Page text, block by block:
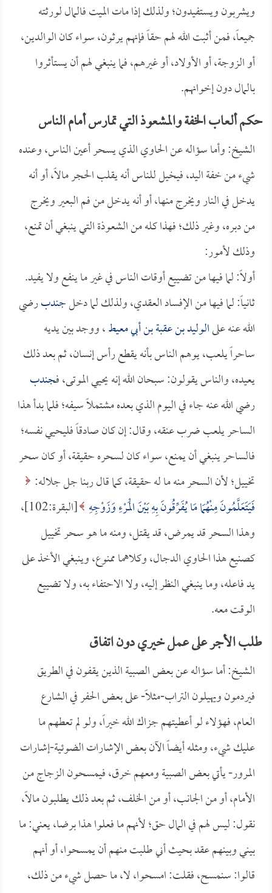
ويشربون ويستفيدون؛ ولذلك إذا مات الميت فالمال لورثته
جميعاً، فمن أثبت الله لهم حقاً فإنهم يرثون، سواء كان الوالدين،
أو الزوجة، أو الأولاد، أو غيرهم، فما ينبغي لهم أن يستأثروا
بالمال دون إخوانهم.
حكم ألعاب الخفة والمشعوذ التي تمارس أمام الناس
الشيخ: وأما سؤاله عن الحاوي الذي يسحر أعين الناس، وعنده
شيء من خفة اليد، فيخيل للناس أنه يقلب الحجر مالاً، أو أنه
يدخل في النار ويخرج منها، أو أنه يدخل من فم البعير ويخرج
من دبره، وغير ذلك؛ فهذا كله من الشعوذة التي ينبغي أن تمنع،
وذلك لأمور:
أولاً: لما فيها من تضييع أوقات الناس في غير ما ينفع ولا يفيد.
ثانياً: لما فيها من الإفساد العقدي، ولذلك لما دخلجندبرضي
الله عنه علىالوليد بن عقبة بن أبي معيط، ووجد بين يديه
ساحراً يلعب، يوهم الناس بأنه يقطع رأس إنسان، ثم بعد ذلك
يعيده، والناس يقولون: سبحان الله إنه يحيي الموتى، فجندب
رضي الله عنه جاء في اليوم الذي بعده مشتملاً سيفه؛ فلما بدأ هذا
الساحر يلعب ضرب عنقه، وقال: إن كان صادقاً فليحيي نفسه؛
فالساحر ينبغي أن يمنع، سواء كان لسحره حقيقة، أو كان سحر
تخييل؛ لأن السحر منه ما له حقيقة، كما قال ربنا جل جلاله:
فَيَتَعَلَّمُونَ مِنْهُمَا مَا يُفَرِّقُونَ بِهِ بَيْنَ الْمَرْءِ وَزَوْجِهِ
[البقرة:102]،
وهذا السحر قد يمرض، قد يقتل، ومنه ما هو سحر تخييل
كصنيع هذا الحاوي الدجال، وكلاهما ممنوع، وينبغي الأخذ على
يد فاعله، وما ينبغي النظر إليه، ولا الاحتفاء به، ولا تضييع
الوقت معه.
طلب الأجر على عمل خيري دون اتفاق
الشيخ: أما سؤاله عن بعض الصبية الذين يقفون في الطريق
فيردمون ويهيلون التراب-مثلاً- على بعض الحفر في الشارع
العام، فهؤلاء لو أعطيتهم جزاك الله خيراً، ولو لم تعطهم ما
عليك شيء، ومثله أيضاً الآن بعض الإشارات الضوئية-إشارات
المرور- يأتي بعض الصبية ومعهم خرق، فيمسحون الزجاج من
الأمام، أو من الجانب، أو من الخلف، ثم بعد ذلك يطلبون مالاً،
نقول: ليس لهم في المال حق؛ لأنهم ما فعلوا هذا برضا، يعني: ما
بيني وبينهم عقد بحيث أني طلبت منهم أن يمسحوا، أو أنهم
قالوا: سنمسح، فقلت: امسحوا، لا، ما حصل شيء من ذلك،